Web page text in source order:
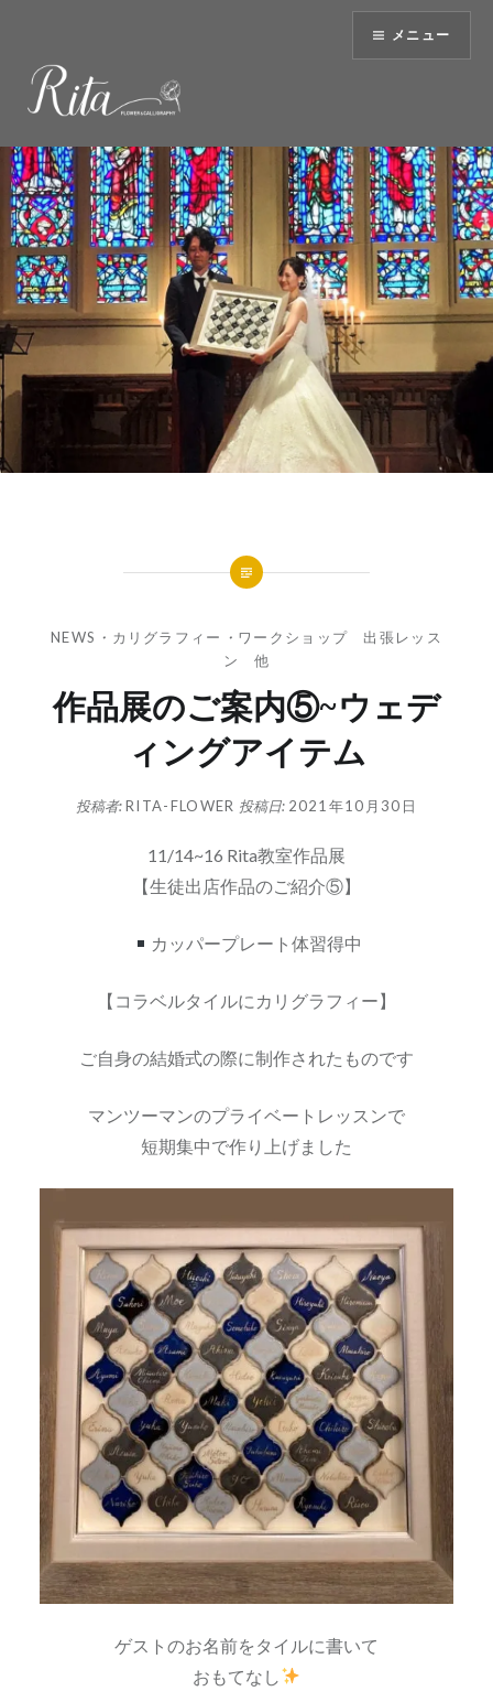
へ
ス
キ
ッ
プ
メニュー
NEWS ・ カリグラフィー ・ ワークショップ 出張レッス
ン 他
作品展のご案内⑤~ウェデ
ィングアイテム
投稿者:RITA-FLOWER 投稿日: 2021年10月30日
11/14~16 Rita教室作品展
【生徒出店作品のご紹介⑤】
カッパープレート体習得中
【コラベルタイルにカリグラフィー】
ご自身の結婚式の際に制作されたものです
マンツーマンのプライベートレッスンで
短期集中で作り上げました
ゲストのお名前をタイルに書いて
おもてなし